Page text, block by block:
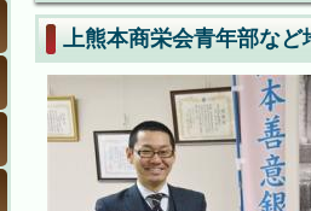
上熊本商栄会青年部な